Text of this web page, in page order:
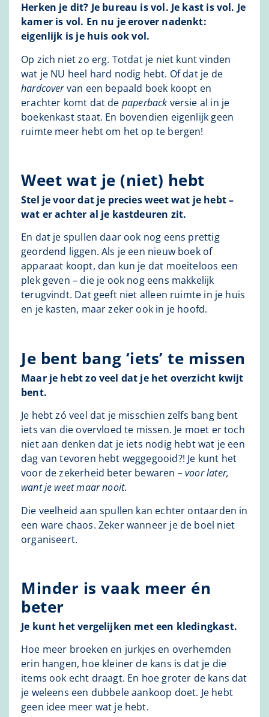
Herken je dit? Je bureau is vol. Je kast is vol. Je
kamer is vol. En nu je erover nadenkt:
eigenlijk is je huis ook vol.
Op zich niet zo erg. Totdat je niet kunt vinden
wat je NU heel hard nodig hebt. Of dat je de
hardcovervan een bepaald boek koopt en
erachter komt dat de paperback versie al in je
boekenkast staat. En bovendien eigenlijk geen
ruimte meer hebt om het op te bergen!
Weet wat je (niet) hebt
Stel je voor dat je precies weet wat je hebt –
wat er achter al je kastdeuren zit.
En dat je spullen daar ook nog eens prettig
geordend liggen. Als je een nieuw boek of
apparaat koopt, dan kun je dat moeiteloos een
plek geven – die je ook nog eens makkelijk
terugvindt. Dat geeft niet alleen ruimte in je huis
en je kasten, maar zeker ook in je hoofd.
Je bent bang ‘iets’ te missen
Maar je hebt zo veel dat je het overzicht kwijt
bent.
Je hebt zó veel dat je misschien zelfs bang bent
iets van die overvloed te missen. Je moet er toch
niet aan denken dat je iets nodig hebt wat je een
dag van tevoren hebt weggegooid?! Je kunt het
voor de zekerheid beter bewaren –voor later,
want je weet maar nooit.
Die veelheid aan spullen kan echter ontaarden in
een ware chaos. Zeker wanneer je de boel niet
organiseert.
Minder is vaak meer én
beter
Je kunt het vergelijken met een kledingkast.
Hoe meer broeken en jurkjes en overhemden
erin hangen, hoe kleiner de kans is dat je die
items ook echt draagt. En hoe groter de kans dat
je weleens een dubbele aankoop doet. Je hebt
geen idee meer wat je hebt.